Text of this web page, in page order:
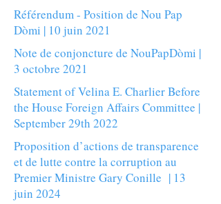
Référendum - Position de Nou Pap
Dòmi | 10 juin 2021
Note de conjoncture de NouPapDòmi |
3 octobre 2021
Statement of Velina E. Charlier Before
the House Foreign Affairs Committee |
September 29th 2022
Proposition d’actions de transparence
et de lutte contre la corruption au
Premier Ministre Gary Conille | 13
juin 2024